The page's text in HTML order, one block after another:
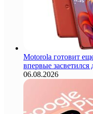
Motorola готовит
впервые
06.08.2026